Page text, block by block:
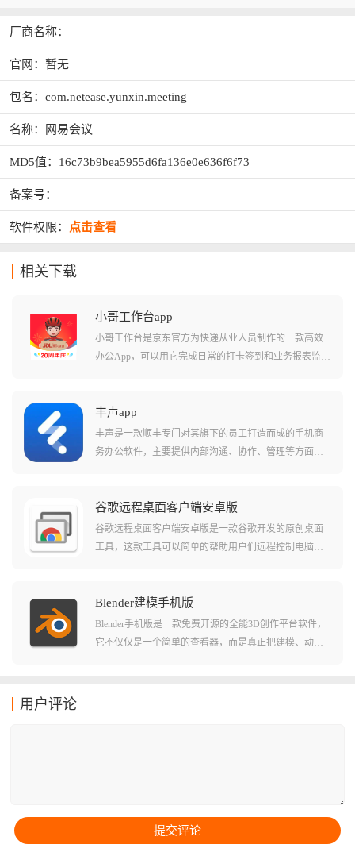
厂商名称：
官网：暂无
包名：com.netease.yunxin.meeting
名称：网易会议
MD5值：16c73b9bea5955d6fa136e0e636f6f73
备案号：
软件权限： 点击查看
相关下载
小哥工作台app
小哥工作台是京东官方为快递从业人员制作的一款高效
办公App，可以用它完成日常的打卡签到和业务报表监
京东各条线的业务功能，更是小哥们提升派送效率、保
障服务质量的数字化助手。
丰声app
丰声是一款顺丰专门对其旗下的员工打造而成的手机商
务办公软件，主要提供内部沟通、协作、管理等方面的
在这里能够进行工作上的实时沟通，能够解决工作过程
中出现的各种问题。
谷歌远程桌面客户端安卓版
谷歌远程桌面客户端安卓版是一款谷歌开发的原创桌面
工具，这款工具可以简单的帮助用户们远程控制电脑并
就能快速无卡顿的进行操作。软件串流的清晰度也非常
的高，对于大部分需要远程操作的用户来说这个清晰度
都已经是非常足够了！
Blender建模手机版
Blender手机版是一款免费开源的全能3D创作平台软件，
它不仅仅是一个简单的查看器，而是真正把建模、动
用户评论